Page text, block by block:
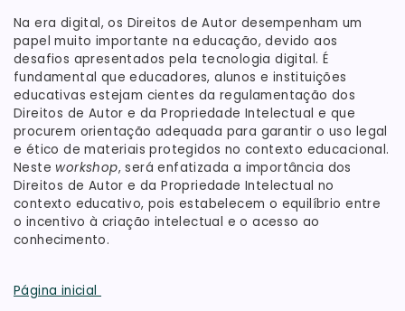
Na era digital, os Direitos de Autor desempenham um
papel muito importante na educação, devido aos
desafios apresentados pela tecnologia digital. É
fundamental que educadores, alunos e instituições
educativas estejam cientes da regulamentação dos
Direitos de Autor e da Propriedade Intelectual e que
procurem orientação adequada para garantir o uso legal
e ético de materiais protegidos no contexto educacional.
Nesteworkshop, será enfatizada a importância dos
Direitos de Autor e da Propriedade Intelectual no
contexto educativo, pois estabelecem o equilíbrio entre
o incentivo à criação intelectual e o acesso ao
conhecimento.
Página inicial